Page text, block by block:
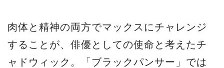
肉体と精神の両方でマックスにチャレンジ
することが、俳優としての使命と考えたチ
ャドウィック。「ブラックパンサー」では